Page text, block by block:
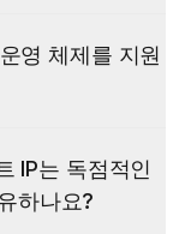
영 체제를 지원
IP는 독점적인
하나요?